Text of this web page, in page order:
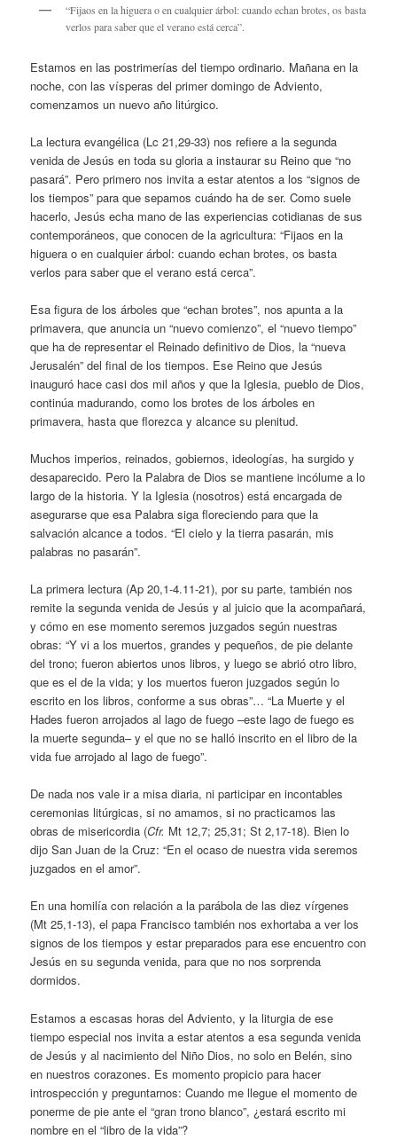
“Fijaos en la higuera o en cualquier árbol: cuando echan brotes, os basta
verlos para saber que el verano está cerca”.
Estamos en las postrimerías del tiempo ordinario. Mañana en la
noche, con las vísperas del primer domingo de Adviento,
comenzamos un nuevo año litúrgico.
La lectura evangélica (Lc 21,29-33) nos refiere a la segunda
venida de Jesús en toda su gloria a instaurar su Reino que “no
pasará”. Pero primero nos invita a estar atentos a los “signos de
los tiempos” para que sepamos cuándo ha de ser. Como suele
hacerlo, Jesús echa mano de las experiencias cotidianas de sus
contemporáneos, que conocen de la agricultura: “Fijaos en la
higuera o en cualquier árbol: cuando echan brotes, os basta
verlos para saber que el verano está cerca”.
Esa figura de los árboles que “echan brotes”, nos apunta a la
primavera, que anuncia un “nuevo comienzo”, el “nuevo tiempo”
que ha de representar el Reinado definitivo de Dios, la “nueva
Jerusalén” del final de los tiempos. Ese Reino que Jesús
inauguró hace casi dos mil años y que la Iglesia, pueblo de Dios,
continúa madurando, como los brotes de los árboles en
primavera, hasta que florezca y alcance su plenitud.
Muchos imperios, reinados, gobiernos, ideologías, ha surgido y
desaparecido. Pero la Palabra de Dios se mantiene incólume a lo
largo de la historia. Y la Iglesia (nosotros) está encargada de
asegurarse que esa Palabra siga floreciendo para que la
salvación alcance a todos. “El cielo y la tierra pasarán, mis
palabras no pasarán”.
La primera lectura (Ap 20,1-4.11-21), por su parte, también nos
remite la segunda venida de Jesús y al juicio que la acompañará,
y cómo en ese momento seremos juzgados según nuestras
obras: “Y vi a los muertos, grandes y pequeños, de pie delante
del trono; fueron abiertos unos libros, y luego se abrió otro libro,
que es el de la vida; y los muertos fueron juzgados según lo
escrito en los libros, conforme a sus obras”… “La Muerte y el
Hades fueron arrojados al lago de fuego –este lago de fuego es
la muerte segunda– y el que no se halló inscrito en el libro de la
vida fue arrojado al lago de fuego”.
De nada nos vale ir a misa diaria, ni participar en incontables
ceremonias litúrgicas, si no amamos, si no practicamos las
obras de misericordia (Cfr. Mt 12,7; 25,31; St 2,17-18). Bien lo
dijo San Juan de la Cruz: “En el ocaso de nuestra vida seremos
juzgados en el amor”.
En una homilía con relación a la parábola de las diez vírgenes
(Mt 25,1-13), el papa Francisco también nos exhortaba a ver los
signos de los tiempos y estar preparados para ese encuentro con
Jesús en su segunda venida, para que no nos sorprenda
dormidos.
Estamos a escasas horas del Adviento, y la liturgia de ese
tiempo especial nos invita a estar atentos a esa segunda venida
de Jesús y al nacimiento del Niño Dios, no solo en Belén, sino
en nuestros corazones. Es momento propicio para hacer
introspección y preguntarnos: Cuando me llegue el momento de
ponerme de pie ante el “gran trono blanco”, ¿estará escrito mi
nombre en el “libro de la vida”?